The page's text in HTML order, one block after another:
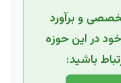
و برآورد
در این حوزه
باشید: